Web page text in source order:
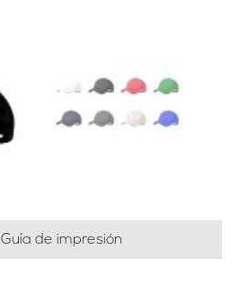
Guía de impresión